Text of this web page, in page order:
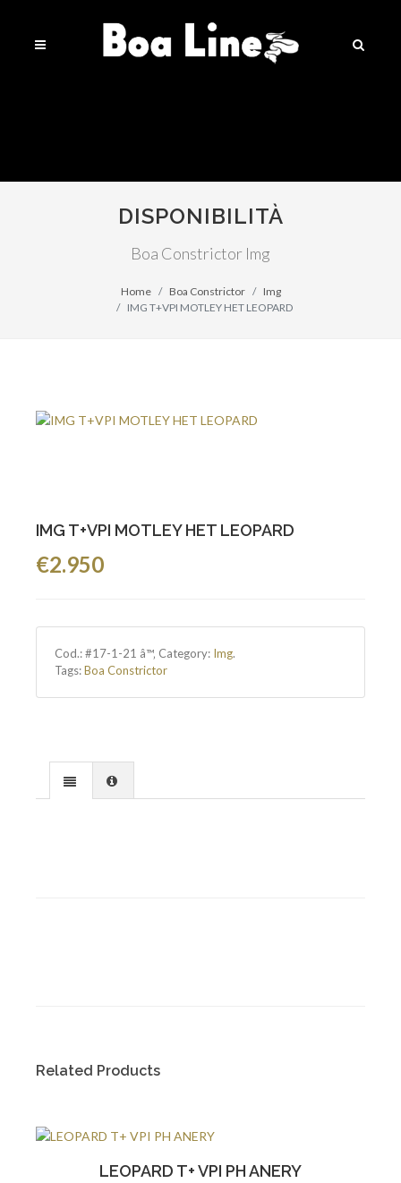
DISPONIBILITÀ
Boa Constrictor Img
Home Boa Constrictor
Img
IMG T+VPI MOTLEY HET LEOPARD
IMG T+VPI MOTLEY HET LEOPARD
€2.950
Cod.:#17-1-21 â™‚ Category: Img.
Tags:Boa Constrictor
Related Products
LEOPARD T+ VPI PH ANERY